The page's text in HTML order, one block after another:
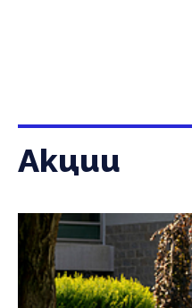
Акции